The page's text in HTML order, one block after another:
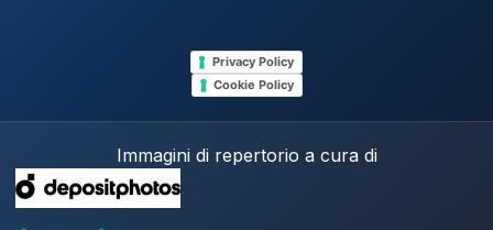
Privacy Policy
Cookie Policy
Immagini di repertorio a cura di